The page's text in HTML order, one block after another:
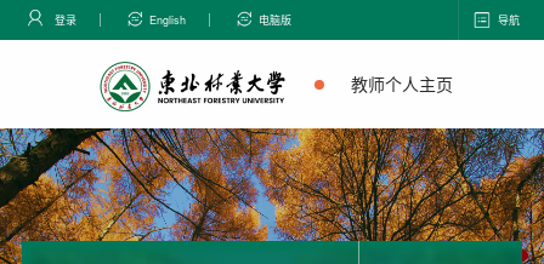
登录 English 电脑版 导航
教师个人主页